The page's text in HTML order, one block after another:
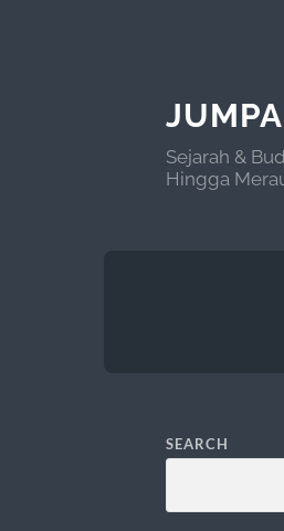
Sejarah &
Hingga
SEARCH